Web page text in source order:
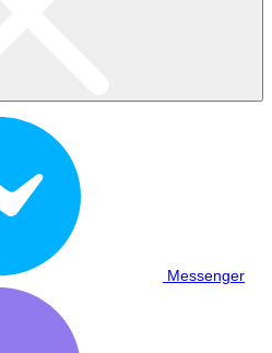
Messenger